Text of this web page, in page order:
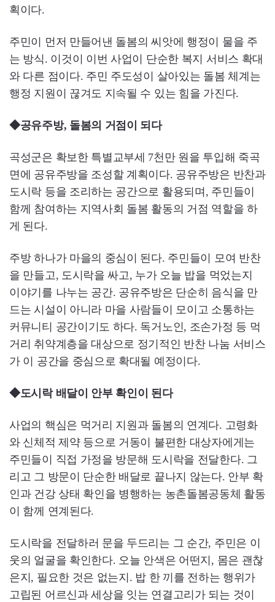
획이다.
주민이 먼저 만들어낸 돌봄의 씨앗에 행정이 물을 주
는 방식. 이것이 이번 사업이 단순한 복지 서비스 확대
와 다른 점이다. 주민 주도성이 살아있는 돌봄 체계는
행정 지원이 끊겨도 지속될 수 있는 힘을 가진다.
◆공유주방, 돌봄의 거점이 되다
곡성군은 확보한 특별교부세 7천만 원을 투입해 죽곡
면에 공유주방을 조성할 계획이다. 공유주방은 반찬과
도시락 등을 조리하는 공간으로 활용되며, 주민들이
함께 참여하는 지역사회 돌봄 활동의 거점 역할을 하
게 된다.
주방 하나가 마을의 중심이 된다. 주민들이 모여 반찬
을 만들고, 도시락을 싸고, 누가 오늘 밥을 먹었는지
이야기를 나누는 공간. 공유주방은 단순히 음식을 만
드는 시설이 아니라 마을 사람들이 모이고 소통하는
커뮤니티 공간이기도 하다. 독거노인, 조손가정 등 먹
거리 취약계층을 대상으로 정기적인 반찬 나눔 서비스
가 이 공간을 중심으로 확대될 예정이다.
◆도시락 배달이 안부 확인이 된다
사업의 핵심은 먹거리 지원과 돌봄의 연계다. 고령화
와 신체적 제약 등으로 거동이 불편한 대상자에게는
주민들이 직접 가정을 방문해 도시락을 전달한다. 그
리고 그 방문이 단순한 배달로 끝나지 않는다. 안부 확
인과 건강 상태 확인을 병행하는 농촌돌봄공동체 활동
이 함께 연계된다.
도시락을 전달하러 문을 두드리는 그 순간, 주민은 이
웃의 얼굴을 확인한다. 오늘 안색은 어떤지, 몸은 괜찮
은지, 필요한 것은 없는지. 밥 한 끼를 전하는 행위가
고립된 어르신과 세상을 잇는 연결고리가 되는 것이